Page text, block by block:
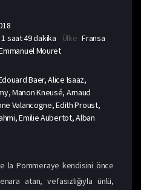
1 saat 49 dakika Ülke Fransa
Mouret
Baer, Alice Isaaz,
Manon Kneusé, Arnaud
Valancogne, Edith Proust,
Emilie Aubertot, Alban
la Pommeraye kendisini önce
atan, vefasızlığıyla ünlü,